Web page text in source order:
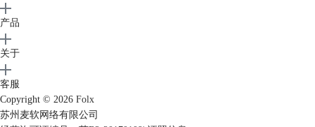
产品
关于
客服
Copyright © 2026 Folx
苏州麦软网络有限公司